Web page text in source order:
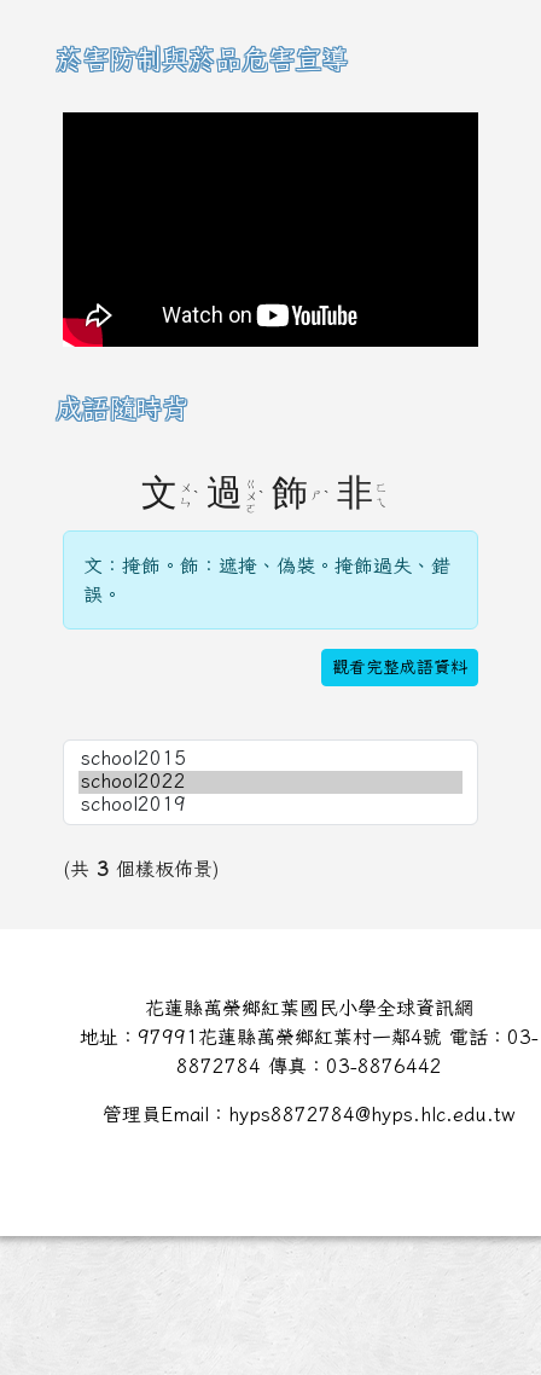
菸害防制與菸品危害宣導
成語隨時背
文
ㄨ
ㄣ ˋ 過
ㄍ
ㄨ
ㄛ
ˋ 飾 ㄕ ˋ 非 ㄈ
ㄟ
文：掩飾。飾：遮掩、偽裝。掩飾過失、錯
誤。
觀看完整成語資料
(共 3 個樣板佈景)
花蓮縣萬榮鄉紅葉國民小學全球資訊網
地址：97991花蓮縣萬榮鄉紅葉村一鄰4號 電話：03-
8872784 傳真：03-8876442
管理員Email：hyps8872784@hyps.hlc.edu.tw